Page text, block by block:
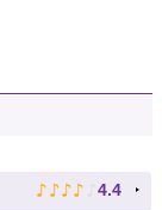
♪ ♪ ♪ ♪ ♪ 4.4